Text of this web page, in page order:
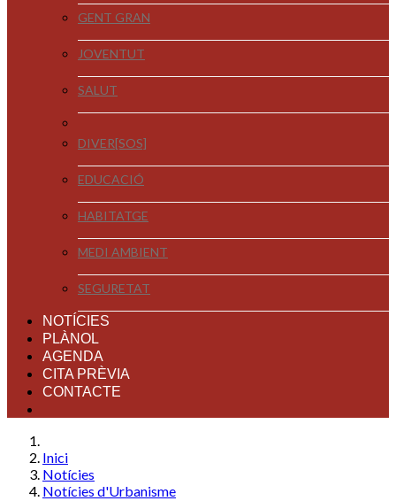
GENT GRAN
JOVENTUT
SALUT
DIVER[SOS]
EDUCACIÓ
HABITATGE
MEDI AMBIENT
SEGURETAT
NOTÍCIES
PLÀNOL
AGENDA
CITA PRÈVIA
CONTACTE
Inici
Notícies
Notícies d'Urbanisme